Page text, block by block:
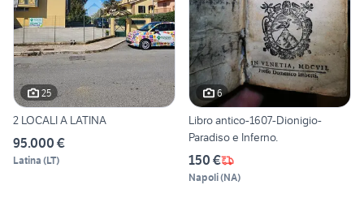
25
2 LOCALI A LATINA
95.000 €
Latina (LT)
6
Libro antico-1607-Dionigio-
Paradiso e Inferno.
150 €
Napoli(NA)